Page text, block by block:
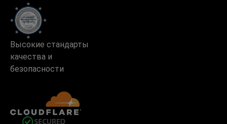
Высокие стандарты
качества и
безопасности